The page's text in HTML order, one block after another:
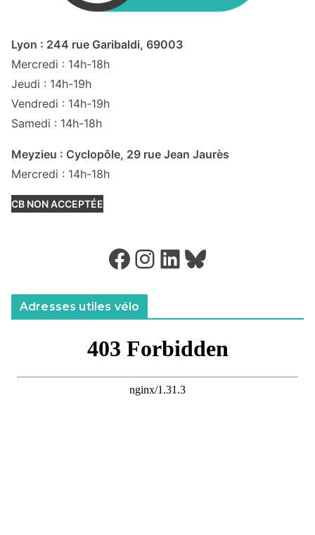
Lyon : 244 rue Garibaldi, 69003
Mercredi : 14h-18h
Jeudi : 14h-19h
Vendredi : 14h-19h
Samedi : 14h-18h
Meyzieu : Cyclopôle, 29 rue Jean Jaurès
Mercredi : 14h-18h
CB NON ACCEPTÉE
Facebook Instagram LinkedIn Bluesky
Adresses utiles vélo